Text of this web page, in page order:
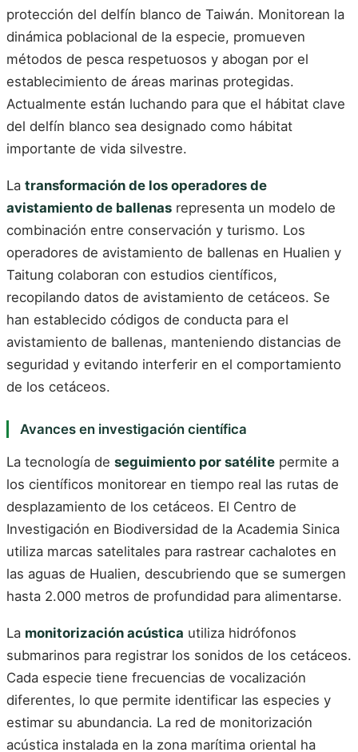
protección del delfín blanco de Taiwán. Monitorean la
dinámica poblacional de la especie, promueven
métodos de pesca respetuosos y abogan por el
establecimiento de áreas marinas protegidas.
Actualmente están luchando para que el hábitat clave
del delfín blanco sea designado como hábitat
importante de vida silvestre.
La transformación de los operadores de
avistamiento de ballenas representa un modelo de
combinación entre conservación y turismo. Los
operadores de avistamiento de ballenas en Hualien y
Taitung colaboran con estudios científicos,
recopilando datos de avistamiento de cetáceos. Se
han establecido códigos de conducta para el
avistamiento de ballenas, manteniendo distancias de
seguridad y evitando interferir en el comportamiento
de los cetáceos.
Avances en investigación científica
La tecnología de seguimiento por satélite permite a
los científicos monitorear en tiempo real las rutas de
desplazamiento de los cetáceos. El Centro de
Investigación en Biodiversidad de la Academia Sinica
utiliza marcas satelitales para rastrear cachalotes en
las aguas de Hualien, descubriendo que se sumergen
hasta 2.000 metros de profundidad para alimentarse.
La monitorización acústica utiliza hidrófonos
submarinos para registrar los sonidos de los cetáceos.
Cada especie tiene frecuencias de vocalización
diferentes, lo que permite identificar las especies y
estimar su abundancia. La red de monitorización
acústica instalada en la zona marítima oriental ha